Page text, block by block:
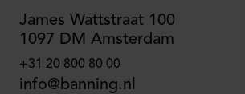
James Wattstraat 100
1097 DM Amsterdam
+31 20 800 80 00
info@banning.nl